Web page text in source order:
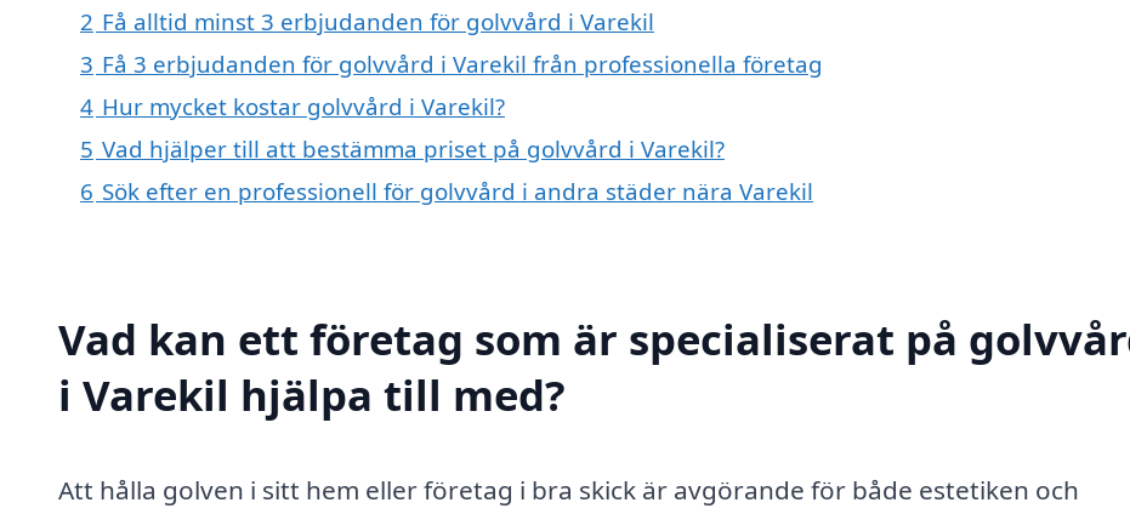
2 Få alltid minst 3 erbjudanden för golvvård i Varekil
3 Få 3 erbjudanden för golvvård i Varekil från professionella företag
4 Hur mycket kostar golvvård i Varekil?
5 Vad hjälper till att bestämma priset på golvvård i Varekil?
6 Sök efter en professionell för golvvård i andra städer nära Varekil
Vad kan ett företag som är specialiserat på
i Varekil hjälpa till med?
Att hålla golven i sitt hem eller företag i bra skick är avgörande för både estetiken och